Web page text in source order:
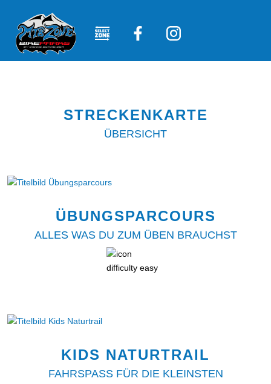
STRECKENKARTE
ÜBERSICHT
ÜBUNGSPARCOURS
ALLES WAS DU ZUM ÜBEN BRAUCHST
KIDS NATURTRAIL
FAHRSPASS FÜR DIE KLEINSTEN